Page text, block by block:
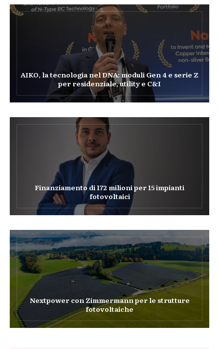
AIKO, la tecnologia nel DNA: moduli Gen 4 e serie Z
per residenziale, utility e C&I
Finanziamento di 172 milioni per 15 impianti
fotovoltaici
Nextpower con Zimmermann per le strutture
fotovoltaiche